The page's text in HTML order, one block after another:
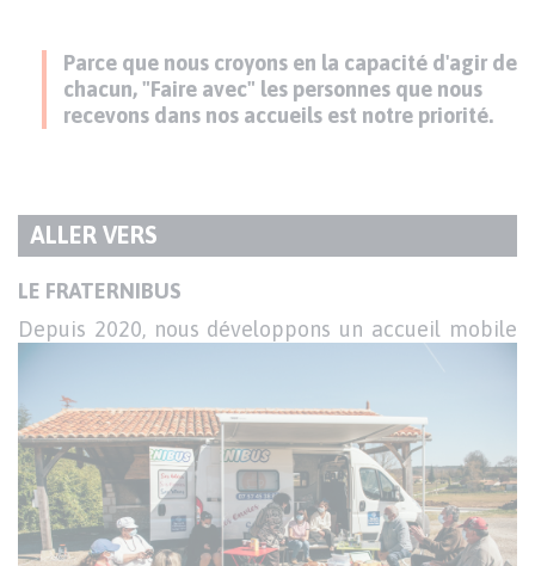
Parce que nous croyons en la capacité d'agir de
chacun, "Faire avec" les personnes que nous
recevons dans nos accueils est notre priorité.
TITRE
DU
ALLER VERS
Texte
LE FRATERNIBUS
Depuis 2020, nous développons un accueil mobile